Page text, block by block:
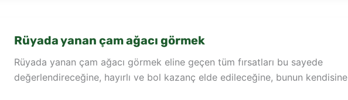
Rüyada yanan çam ağacı görmek
Rüyada yanan çam ağacı görmek eline geçen tüm fırsatları bu sayede
değerlendireceğine, hayırlı ve bol kazanç elde edileceğine, bunun kendisine